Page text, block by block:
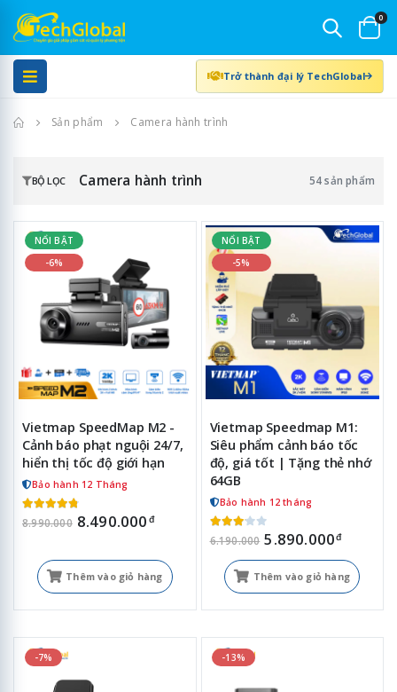
0
Trở thành đại lý TechGlobal
Trang chủSản phẩm Camera hành trình
BỘ LỌC Camera hành trình 54 sản phẩm
NỔI BẬT
-6%
Vietmap SpeedMap M2 -
Cảnh báo phạt nguội 24/7,
hiển thị tốc độ giới hạn
Bảo hành 12 Tháng
8.990.000 8.490.000 đ
Thêm vào giỏ hàng
NỔI BẬT
-5%
Vietmap Speedmap M1:
Siêu phẩm cảnh báo tốc
độ, giá tốt | Tặng thẻ nhớ
64GB
Bảo hành 12 tháng
6.190.000 5.890.000đ
Thêm vào giỏ hàng
-7% -13%